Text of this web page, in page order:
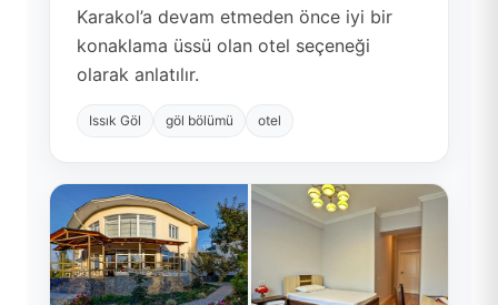
Karakol’a devam etmeden önce iyi bir
konaklama üssü olan otel seçeneği
olarak anlatılır.
Issık Göl göl bölümü otel